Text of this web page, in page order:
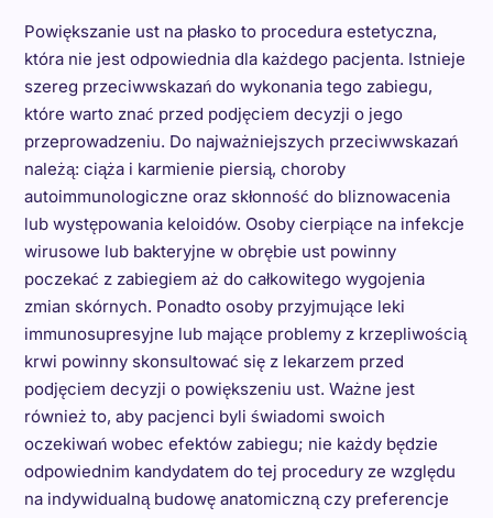
Powiększanie ust na płasko to procedura estetyczna,
która nie jest odpowiednia dla każdego pacjenta. Istnieje
szereg przeciwwskazań do wykonania tego zabiegu,
które warto znać przed podjęciem decyzji o jego
przeprowadzeniu. Do najważniejszych przeciwwskazań
należą: ciąża i karmienie piersią, choroby
autoimmunologiczne oraz skłonność do bliznowacenia
lub występowania keloidów. Osoby cierpiące na infekcje
wirusowe lub bakteryjne w obrębie ust powinny
poczekać z zabiegiem aż do całkowitego wygojenia
zmian skórnych. Ponadto osoby przyjmujące leki
immunosupresyjne lub mające problemy z krzepliwością
krwi powinny skonsultować się z lekarzem przed
podjęciem decyzji o powiększeniu ust. Ważne jest
również to, aby pacjenci byli świadomi swoich
oczekiwań wobec efektów zabiegu; nie każdy będzie
odpowiednim kandydatem do tej procedury ze względu
na indywidualną budowę anatomiczną czy preferencje